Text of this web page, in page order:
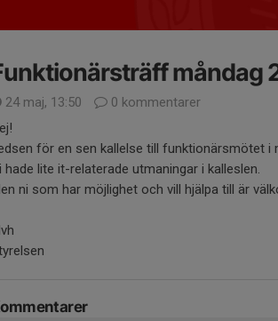
måndag
24 maj, 13:50
0 kommentarer
för en sen kallelse till funktionärsmötet i
hade lite it-relaterade utmaningar i kalleslen.
ni som har möjlighet och vill hjälpa till är